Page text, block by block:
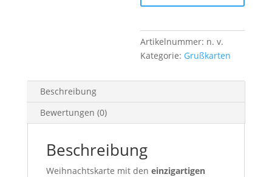
Artikelnummer: n. v.
Kategorie: Grußkarten
Beschreibung
Bewertungen (0)
Beschreibung
Weihnachtskarte mit den einzigartigen